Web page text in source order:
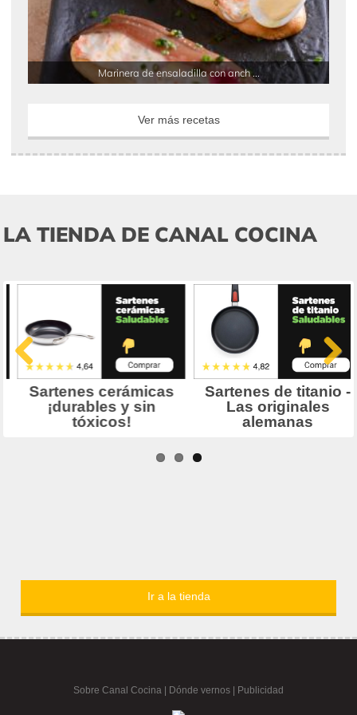
Marinera de ensaladilla con anch ...
Ver más recetas
LA TIENDA DE CANAL COCINA
Ir a la tienda
Sobre Canal Cocina Dónde vernos | Publicidad